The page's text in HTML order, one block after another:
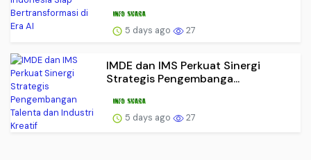
5 days ago 27
IMDE dan IMS Perkuat Sinergi
Strategis Pengembanga...
5 days ago 27